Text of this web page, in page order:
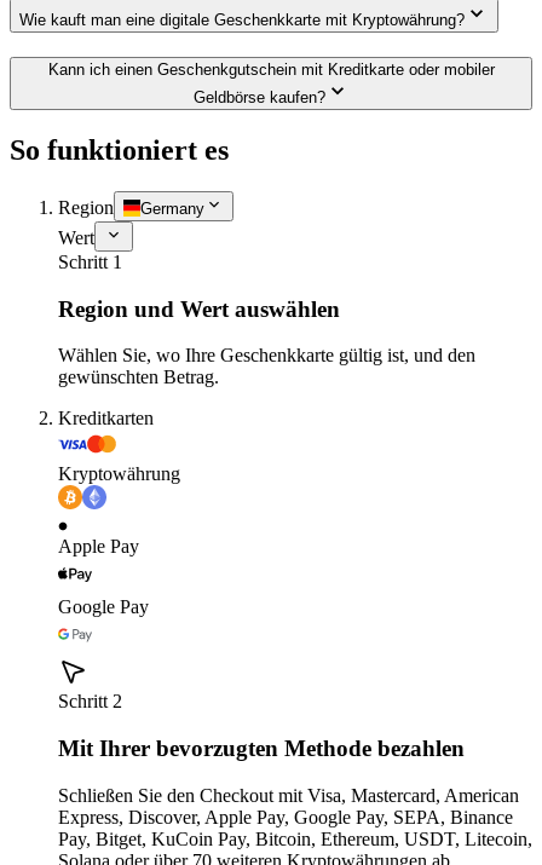
Wie kauft man eine digitale Geschenkkarte mit Kryptowährung?
Kann ich einen Geschenkgutschein mit Kreditkarte oder mobiler
Geldbörse kaufen?
So funktioniert es
Region Germany
Wert
Schritt 1
Region und Wert auswählen
Wählen Sie, wo Ihre Geschenkkarte gültig ist, und den
gewünschten Betrag.
Kreditkarten
Kryptowährung
Apple Pay
Google Pay
Schritt 2
Mit Ihrer bevorzugten Methode bezahlen
Schließen Sie den Checkout mit Visa, Mastercard, American
Express, Discover, Apple Pay, Google Pay, SEPA, Binance
Pay, Bitget, KuCoin Pay, Bitcoin, Ethereum, USDT, Litecoin,
Solana oder über 70 weiteren Kryptowährungen ab.